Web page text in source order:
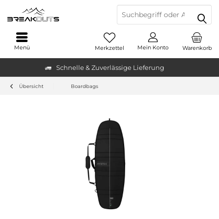
Schnelle & Zuverlässige Lieferung
Warenkorb
Merkzettel Mein Konto
Menü
Übersicht Boardbags